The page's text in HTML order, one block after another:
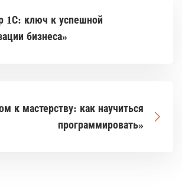
1С: ключ к успешной
бизнеса»
к мастерству: как научиться
программировать»